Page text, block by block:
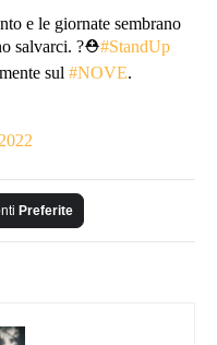
e le giornate sembrano
salvarci. ?⛑️#StandUp
sul#NOVE.
Preferite